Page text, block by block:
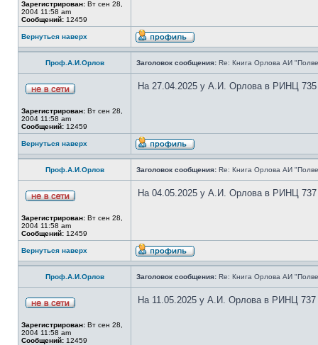
Зарегистрирован: Вт сен 28,
2004 11:58 am
Сообщений: 12459
Вернуться наверх
Проф.А.И.Орлов Заголовок сообщения: Re: Книга Орлова АИ
Зарегистрирован: Вт сен 28,
2004 11:58 am
Сообщений: 12459
На 27.04.2025 у А.И. Орлова в РИНЦ 735
Вернуться наверх
Проф.А.И.Орлов Заголовок сообщения: Re: Книга Орлова АИ
Зарегистрирован: Вт сен 28,
2004 11:58 am
Сообщений: 12459
На 04.05.2025 у А.И. Орлова в РИНЦ 737
Вернуться наверх
Проф.А.И.Орлов Заголовок сообщения: Re: Книга Орлова АИ
Зарегистрирован: Вт сен 28,
2004 11:58 am
Сообщений: 12459
На 11.05.2025 у А.И. Орлова в РИНЦ 737